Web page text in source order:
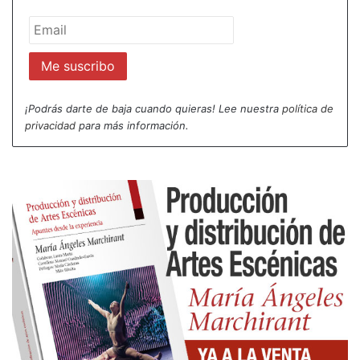
¡Podrás darte de baja cuando quieras! Lee nuestra política de
privacidad para más información.